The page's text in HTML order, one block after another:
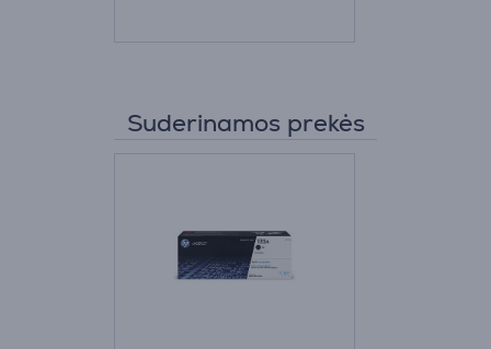
Suderinamos prekės